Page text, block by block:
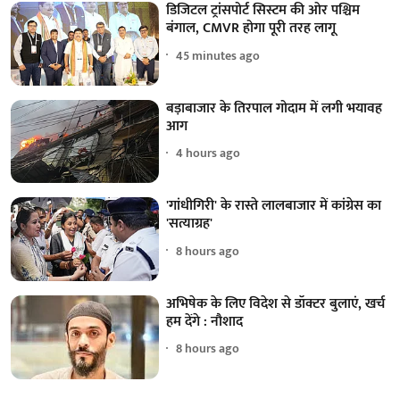
डिजिटल ट्रांसपोर्ट सिस्टम की ओर पश्चिम
बंगाल, CMVR होगा पूरी तरह लागू
45 minutes ago
बड़ाबाजार के तिरपाल गोदाम में लगी भयावह
आग
4 hours ago
'गांधीगिरी' के रास्ते लालबाजार में कांग्रेस का
'सत्याग्रह'
8 hours ago
अभिषेक के लिए विदेश से डॉक्टर बुलाएं, खर्च
हम देंगे : नौशाद
8 hours ago